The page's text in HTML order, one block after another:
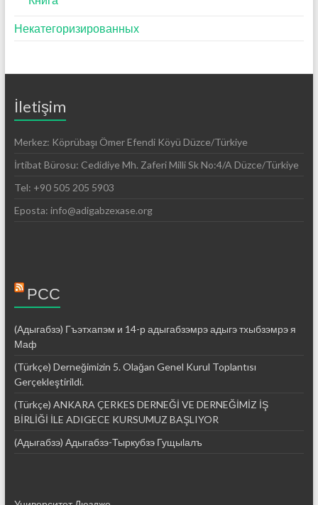
Некатегоризированных
İletişim
Merkez: Köprübaşı Ömer Efendi Köyü Düzce/Türkiye
İrtibat Bürosu: Cedidiye Mh. Zaferi Milli Sk No:4/A Düzce/Türkiye
Tel: +90 505 205 5903
Eposta: info@adigabzexase.org
РСС
(Адыгабзэ) Гъэтхапэм и 14-р адыгабзэмрэ адыгэ тхыбзэмрэ я
Маф
(Türkçe) Derneğimizin 5. Olağan Genel Kurul Toplantısı
Gerçekleştirildi.
(Türkçe) ANKARA ÇERKES DERNEĞİ VE DERNEĞİMİZ İŞ
BİRLİĞİ İLE ADIGECE KURSUMUZ BAŞLIYOR
(Адыгабзэ) Адыгабзэ-Тыркубзэ Гущыӏалъ